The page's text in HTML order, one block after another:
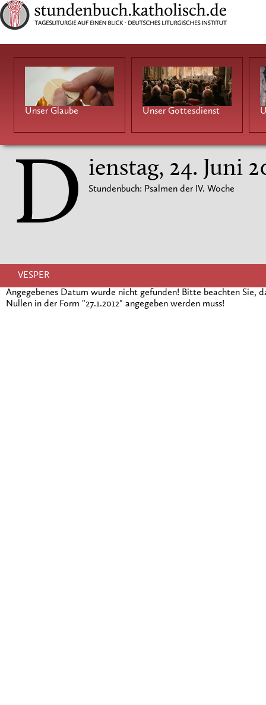
Unser Glaube Unser Gottesdienst
D ienstag, 24. Juni
Stundenbuch: Psalmen der IV. Woche
VESPER
Angegebenes Datum wurde nicht gefunden! Bitte beachten Sie,
Nullen in der Form "27.1.2012" angegeben werden muss!